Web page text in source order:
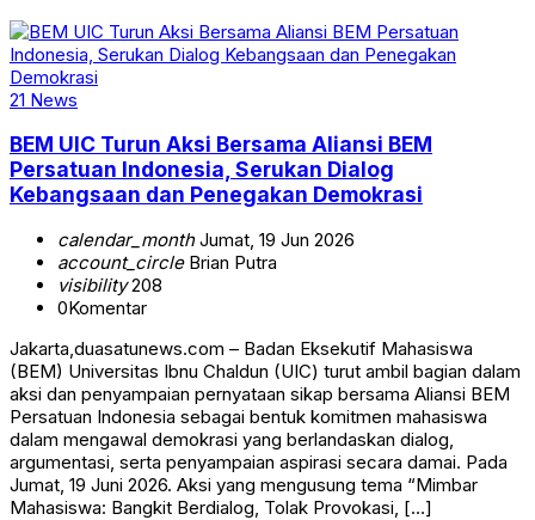
21 News
BEM UIC Turun Aksi Bersama Aliansi BEM
Persatuan Indonesia, Serukan Dialog
Kebangsaan dan Penegakan Demokrasi
calendar_monthJumat, 19 Jun 2026
account_circleBrian Putra
visibility208
0Komentar
Jakarta,duasatunews.com – Badan Eksekutif Mahasiswa
(BEM) Universitas Ibnu Chaldun (UIC) turut ambil bagian dalam
aksi dan penyampaian pernyataan sikap bersama Aliansi BEM
Persatuan Indonesia sebagai bentuk komitmen mahasiswa
dalam mengawal demokrasi yang berlandaskan dialog,
argumentasi, serta penyampaian aspirasi secara damai. Pada
Jumat, 19 Juni 2026. Aksi yang mengusung tema “Mimbar
Mahasiswa: Bangkit Berdialog, Tolak Provokasi, […]